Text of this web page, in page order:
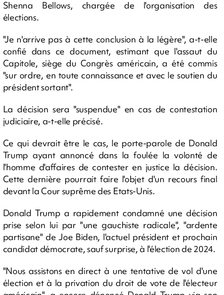
Shenna Bellows, chargée de l'organisation des
élections.
"Je n'arrive pas à cette conclusion à la légère", a-t-elle
confié dans ce document, estimant que l'assaut du
Capitole, siège du Congrès américain, a été commis
"sur ordre, en toute connaissance et avec le soutien du
président sortant".
La décision sera "suspendue" en cas de contestation
judiciaire, a-t-elle précisé.
Ce qui devrait être le cas, le porte-parole de Donald
Trump ayant annoncé dans la foulée la volonté de
l'homme d'affaires de contester en justice la décision.
Cette dernière pourrait faire l'objet d'un recours final
devant la Cour suprême des Etats-Unis.
Donald Trump a rapidement condamné une décision
prise selon lui par "une gauchiste radicale", "ardente
partisane" de Joe Biden, l'actuel président et prochain
candidat démocrate, sauf surprise, à l'élection de 2024.
"Nous assistons en direct à une tentative de vol d'une
élection et à la privation du droit de vote de l'électeur